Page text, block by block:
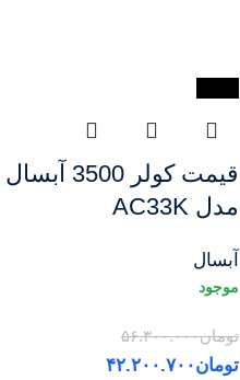
قیمت کولر 3500 آبسال
مدل AC33K
آبسال
تومان۵۶.۳۰۰.۰۰۰
تومان۴۲.۲۰۰.۷۰۰